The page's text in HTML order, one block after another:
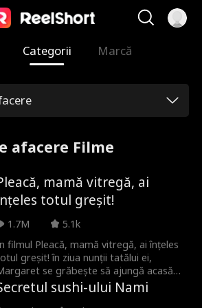
Categorii Marcă
afacere Filme
mamă vitregă, ai
totul greșit!
1.7M
5.1k
filmul Pleacă, mamă vitregă, ai înțeles
greșit! în ziua nunții tatălui ei,
se grăbește să ajungă acasă
de la examenele de la facultate
sushi-ului Nami